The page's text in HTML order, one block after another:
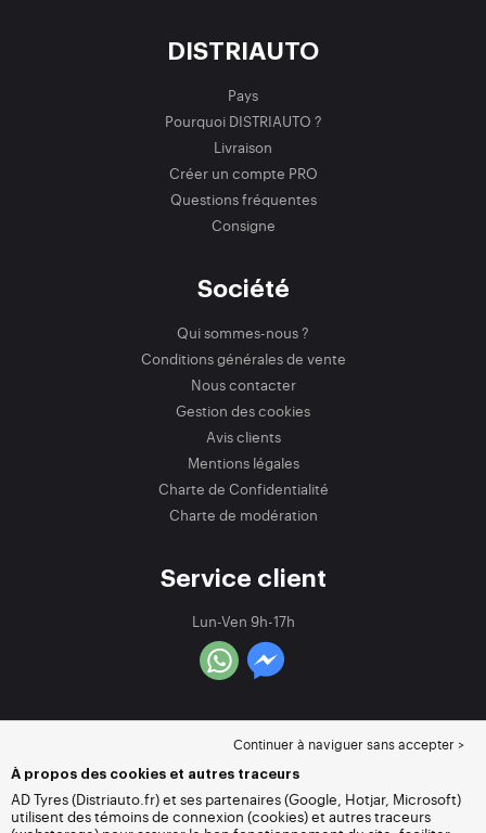
DISTRIAUTO
Pays
Pourquoi DISTRIAUTO ?
Livraison
Créer un compte PRO
Questions fréquentes
Consigne
Société
Qui sommes-nous ?
Conditions générales de vente
Nous contacter
Gestion des cookies
Avis clients
Mentions légales
Charte de Confidentialité
Charte de modération
Service client
Lun-Ven 9h-17h
Continuer à naviguer sans accepter >
À propos des cookies et autres traceurs
AD Tyres (Distriauto.fr) et ses partenaires (Google, Hotjar, Microsoft)
utilisent des témoins de connexion (cookies) et autres traceurs